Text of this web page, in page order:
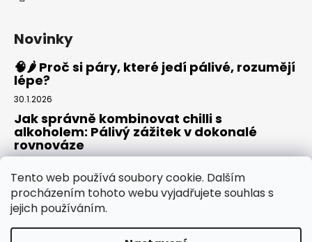
Tento web používá soubory cookie. Dalším
procházením tohoto webu vyjadřujete souhlas s
jejich používáním.
Novinky
🧠🌶️ Proč si páry, které jedí pálivé, rozumějí
lépe?
30.1.2026
Jak správně kombinovat chilli s
alkoholem: Pálivý zážitek v dokonalé
rovnováze
Rajská omáčka: Domácí základ pro pizzu,
těstoviny i omáčky
30.7.2025